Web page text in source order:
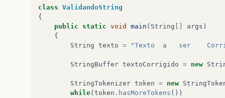
class ValidandoString
{
public
static void main ( String args )
{
String texto = "Texto  a   ser
StringBuffer textoCorrigido = new
StringTokenizer token = new
while( token . hasMoreTokens ())